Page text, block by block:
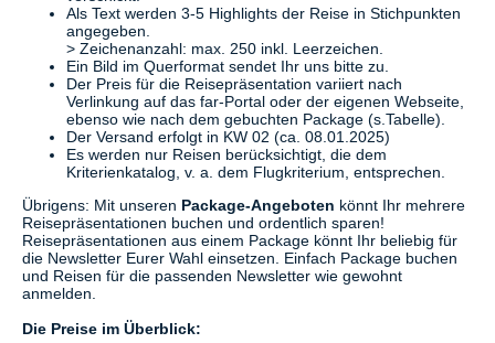
Als Text werden 3-5 Highlights der Reise in Stichpunkten
angegeben.
> Zeichenanzahl: max. 250 inkl. Leerzeichen.
Ein Bild im Querformat sendet Ihr uns bitte zu.
Der Preis für die Reisepräsentation variiert nach
Verlinkung auf das far-Portal oder der eigenen Webseite,
ebenso wie nach dem gebuchten Package (s.Tabelle).
Der Versand erfolgt in KW 02 (ca. 08.01.2025)
Es werden nur Reisen berücksichtigt, die dem
Kriterienkatalog, v. a. dem Flugkriterium, entsprechen.
Übrigens: Mit unseren Package-Angeboten könnt Ihr mehrere
Reisepräsentationen buchen und ordentlich sparen!
Reisepräsentationen aus einem Package könnt Ihr beliebig für
die Newsletter Eurer Wahl einsetzen. Einfach Package buchen
und Reisen für die passenden Newsletter wie gewohnt
anmelden.
Die Preise im Überblick: